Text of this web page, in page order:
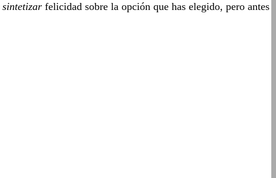
sintetizar felicidad sobre la opción que has elegido, pero antes